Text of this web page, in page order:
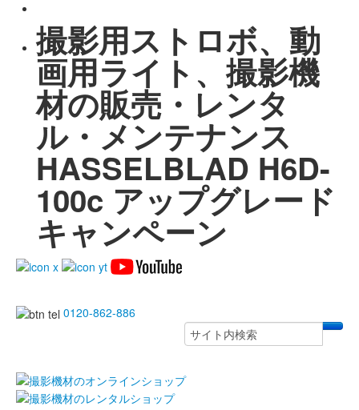
撮影用ストロボ、動
画用ライト、撮影機
材の販売・レンタ
ル・メンテナンス
HASSELBLAD H6D-
100c アップグレード
キャンペーン
0120-862-886